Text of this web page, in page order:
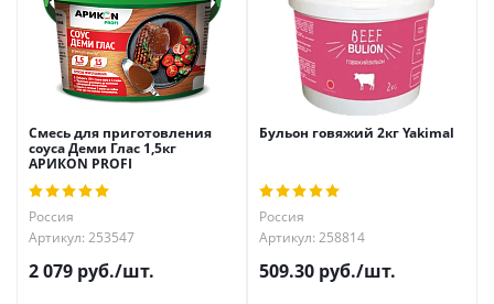
Смесь для приготовления
соуса Деми Глас 1,5кг
АРИКON PROFI
Россия
Артикул: 253547
2 079 руб./шт.
Бульон говяжий 2кг Yakimal
Россия
Артикул: 258814
509.30 руб./шт.